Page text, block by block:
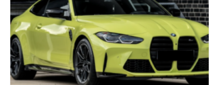
Produktseite
gewählt
werden